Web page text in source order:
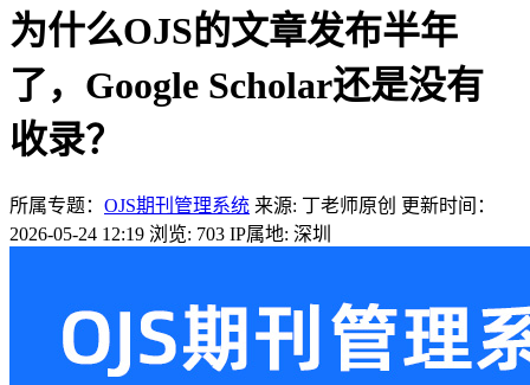
为什么OJS的文章发布半年
了，Google Scholar还是没有
收录？
所属专题： OJS期刊管理系统 来源: 丁老师原创 更新时间：
2026-05-24 12:19 浏览: 703 IP属地: 深圳